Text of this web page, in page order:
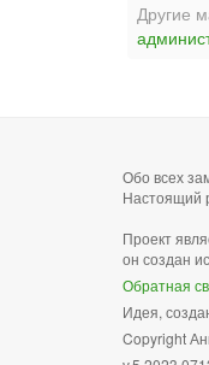
Другие
Обо всех
Настоящий
Проект
он создан
Обратная
Идея,
Copyright